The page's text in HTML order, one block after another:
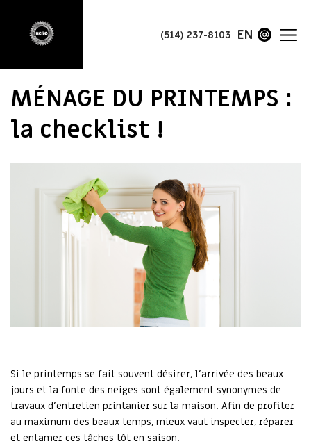
(514) 237-8103 EN
MÉNAGE DU PRINTEMPS :
la checklist !
Si le printemps se fait souvent désirer, l'arrivée des beaux
jours et la fonte des neiges sont également synonymes de
travaux d'entretien printanier sur la maison. Afin de profiter
au maximum des beaux temps, mieux vaut inspecter, réparer
et entamer ces tâches tôt en saison.